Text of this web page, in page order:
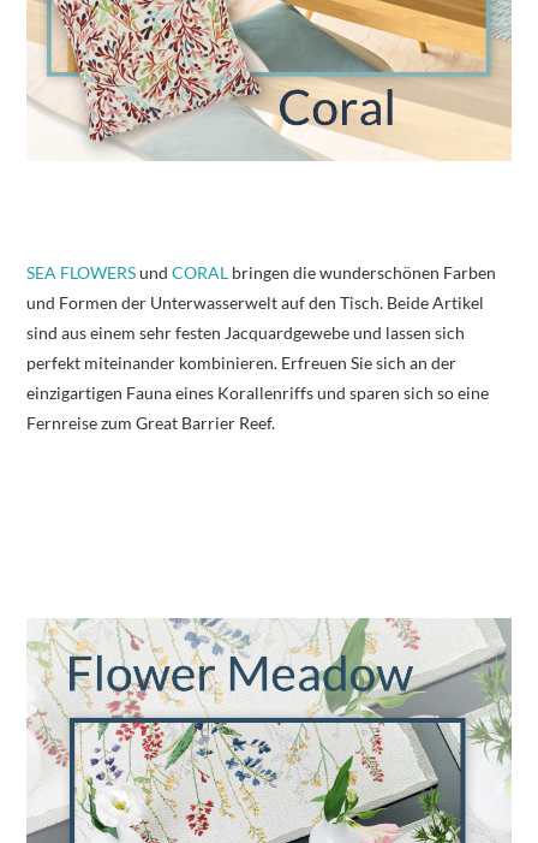
SEA FLOWERSundCORAL bringen die wunderschönen Farben
und Formen der Unterwasserwelt auf den Tisch. Beide Artikel
sind aus einem sehr festen Jacquardgewebe und lassen sich
perfekt miteinander kombinieren. Erfreuen Sie sich an der
einzigartigen Fauna eines Korallenriffs und sparen sich so eine
Fernreise zum Great Barrier Reef.